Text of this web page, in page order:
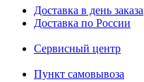
Доставка в день заказа
Доставка по России
Сервисный центр
Пункт самовывоза